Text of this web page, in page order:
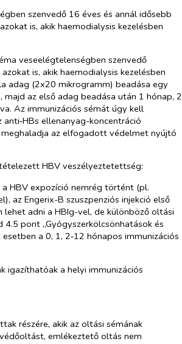
szenvedő 16 éves és annál idősebb
is, akik haemodialysis kezelésben
veseelégtelenségben szenvedő
is, akik haemodialysis kezelésben
adag (2x20 mikrogramm) beadása egy
az első adag beadása után 1 hónap, 2
Az immunizációs sémát úgy kell
ellenanyag-koncentráció
az elfogadott védelmet nyújtó
HBV veszélyeztetettség:
HBV expozíció nemrég történt (pl.
az Engerix-B szuszpenziós injekció első
lehet adni a HBIg-vel, de különböző oltási
4.5 pont „Gyógyszerkölcsönhatások és
esetben a 0, 1, 2‑12 hónapos immunizációs
igazíthatóak a helyi immunizációs
részére, akik az oltási sémának
emlékeztető oltás nem